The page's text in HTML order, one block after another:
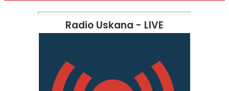
Radio Uskana - LIVE